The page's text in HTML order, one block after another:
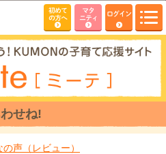
初めて
の方へ
マタ
ニティ
ログイン
せね!
声（レビュー）